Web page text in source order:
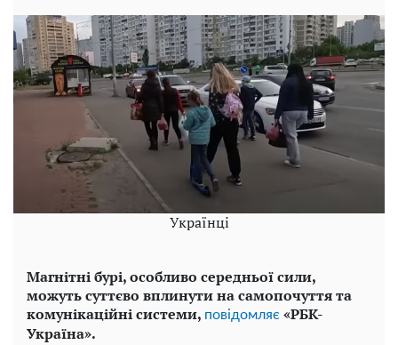
Українці
Магнітні бурі, особливо середньої сили,
можуть суттєво вплинути на самопочуття та
комунікаційні системи, повідомляє «РБК-
Україна».